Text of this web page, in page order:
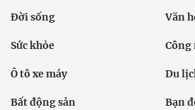
Đời sống Văn
Sức khỏe Công
Ô tô xe máy Du
Bất động sản Bạn